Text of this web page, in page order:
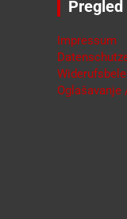
Pregled
Impressum